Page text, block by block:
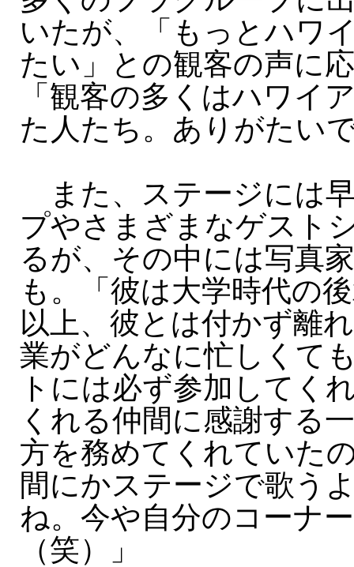
いたが、「もっとハワ
たい」との観客の声に
「観客の多くはハワイ
た人たち。ありがたい
また、ステージには
プやさまざまなゲスト
るが、その中には写真
も。「彼は大学時代の
以上、彼とは付かず離
業がどんなに忙しくて
トには必ず参加してく
くれる仲間に感謝する
方を務めてくれていた
間にかステージで歌う
ね。今や自分のコーナ
（笑）」